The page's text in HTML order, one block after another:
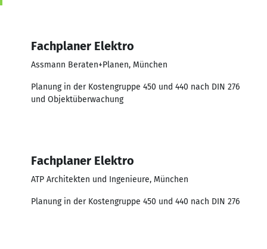
Fachplaner Elektro
Assmann Beraten+Planen, München
Planung in der Kostengruppe 450 und 440 nach DIN 276
und Objektüberwachung
Fachplaner Elektro
ATP Architekten und Ingenieure, München
Planung in der Kostengruppe 450 und 440 nach DIN 276